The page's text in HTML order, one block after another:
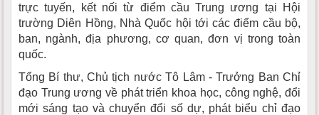
trực tuyến, kết nối từ điểm cầu Trung ương tại Hội
trường Diên Hồng, Nhà Quốc hội tới các điểm cầu bộ,
ban, ngành, địa phương, cơ quan, đơn vị trong toàn
quốc.
Tổng Bí thư, Chủ tịch nước Tô Lâm - Trưởng Ban Chỉ
đạo Trung ương về phát triển khoa học, công nghệ, đổi
mới sáng tạo và chuyển đổi số dự, phát biểu chỉ đạo